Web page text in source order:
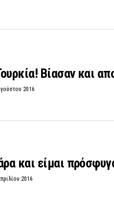
Βίασαν και
2016
και είμαι
2016